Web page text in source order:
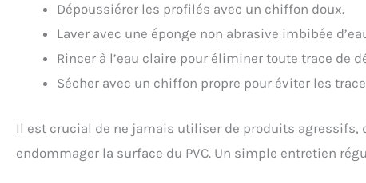
Dépoussiérer les profilés avec un chiffon doux.
Laver avec une éponge non abrasive imbibée
Rincer à l’eau claire pour éliminer toute trace de
Sécher avec un chiffon propre pour éviter les
Il est crucial de ne jamais utiliser de produits agressifs,
endommager la surface du PVC. Un simple entretien